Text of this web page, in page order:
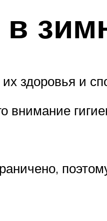
здоровья и
внимание